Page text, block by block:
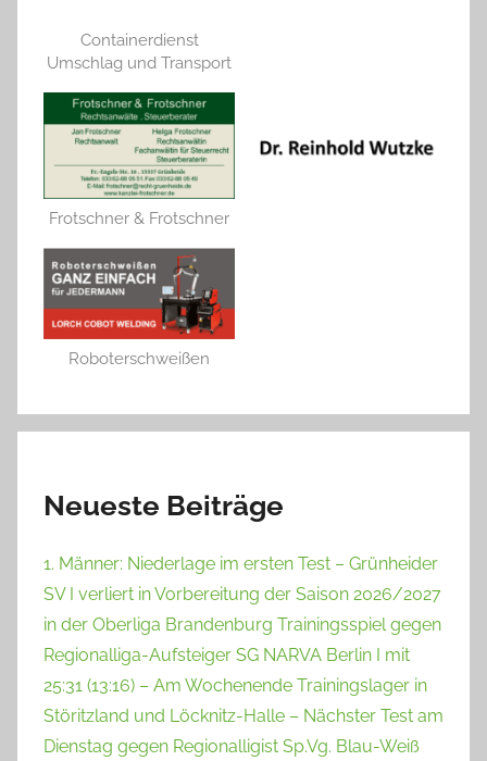
Containerdienst
Umschlag und Transport
Frotschner & Frotschner
Roboterschweißen
Neueste Beiträge
1. Männer: Niederlage im ersten Test – Grünheider
SV I verliert in Vorbereitung der Saison 2026/2027
in der Oberliga Brandenburg Trainingsspiel gegen
Regionalliga-Aufsteiger SG NARVA Berlin I mit
25:31 (13:16) – Am Wochenende Trainingslager in
Störitzland und Löcknitz-Halle – Nächster Test am
Dienstag gegen Regionalligist Sp.Vg. Blau-Weiß